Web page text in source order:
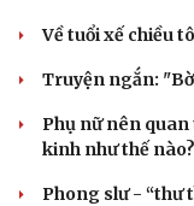
Về tuổi xế chiều
Truyện ngắn:
Phụ nữ nên
kinh như thế nào?
Phong slư - “thư